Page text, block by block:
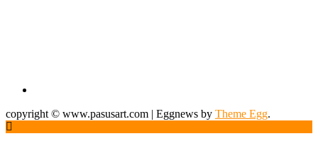
copyright © www.pasusart.com | Eggnews by Theme Egg.